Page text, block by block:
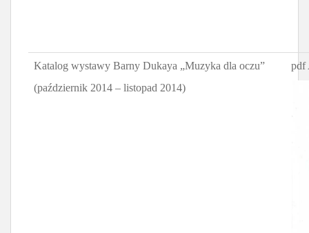
Katalog wystawy Barny Dukaya „Muzyka dla oczu”
(październik 2014 – listopad 2014)
pdf